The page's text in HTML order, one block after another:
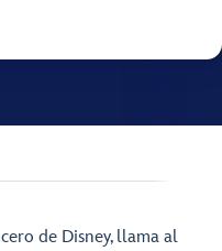
de Disney, llama al